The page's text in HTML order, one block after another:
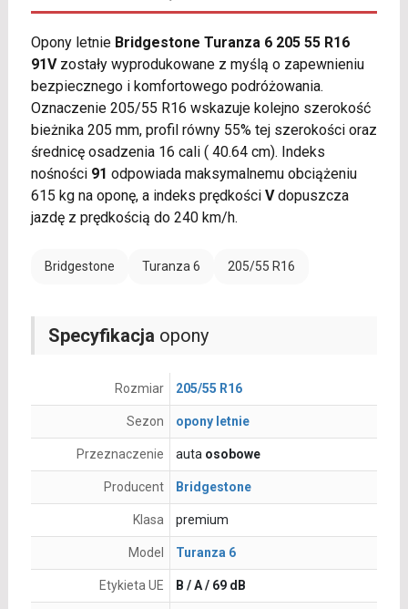
Opony letnie Bridgestone Turanza 6 205 55 R16
91Vzostały wyprodukowane z myślą o zapewnieniu
bezpiecznego i komfortowego podróżowania.
Oznaczenie 205/55 R16 wskazuje kolejno szerokość
bieżnika 205 mm, profil równy 55% tej szerokości oraz
średnicę osadzenia 16 cali ( 40.64 cm). Indeks
nośności 91 odpowiada maksymalnemu obciążeniu
615 kg na oponę, a indeks prędkości Vdopuszcza
jazdę z prędkością do 240 km/h.
Bridgestone Turanza 6 205/55 R16
Specyfikacja opony
Rozmiar 205/55 R16
Sezon opony letnie
Przeznaczenie auta osobowe
Producent Bridgestone
Klasa premium
Model Turanza 6
Etykieta UE B / A / 69 dB